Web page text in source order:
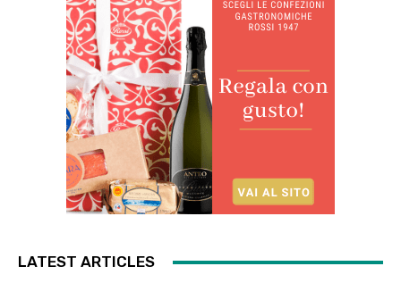
LATEST ARTICLES